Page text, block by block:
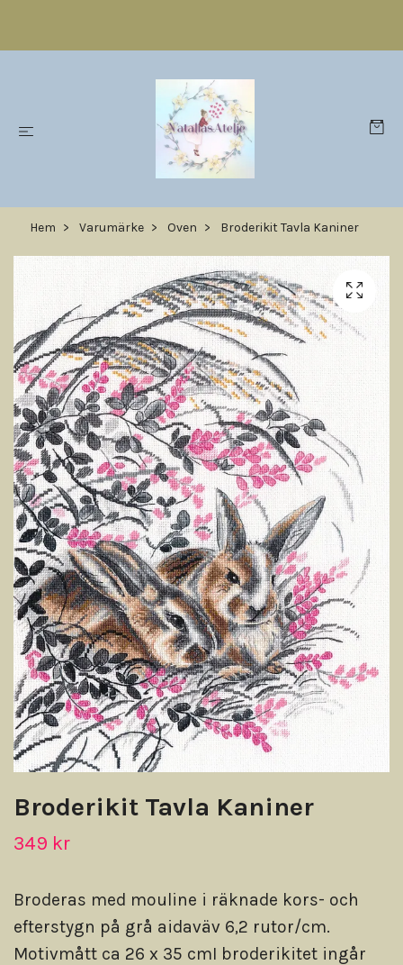
Hem Varumärke Oven Broderikit Tavla Kaniner
Broderikit Tavla Kaniner
349 kr
Broderas med mouline i räknade kors- och
efterstygn på grå aidaväv 6,2 rutor/cm.
Motivmått ca 26 x 35 cmI broderikitet ingår